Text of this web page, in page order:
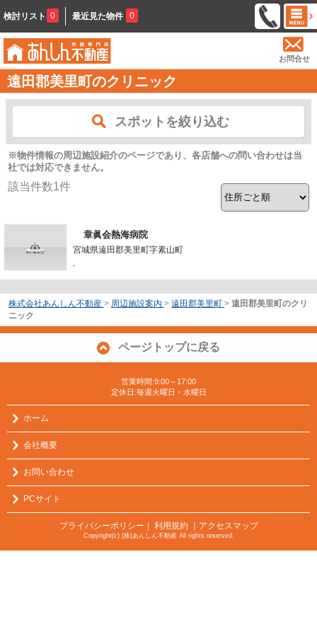
検討リスト 0 最近見た物件 0
お問合せ
遠田郡美里町のクリニック
スポットを絞り込む
※物件情報の周辺施設紹介のページであり、各店舗への問い合わせは当
社では対応できません。
該当件数1件
章眞会熱海病院
宮城県遠田郡美里町字素山町
-
株式会社あんしん不動産 > 周辺施設案内 > 遠田郡美里町 > 遠田郡美里町のクリ
ニック
ページトップに戻る
営業時間:9:00～17:00
定休日:毎週火曜日・水曜日
ホーム
会社概要
お問い合わせ
PCサイト
プライバシーポリシー ｜ 利用規約 ｜アクセスマップ
Copyright(c) (株)あんしん不動産 All rights reserved.